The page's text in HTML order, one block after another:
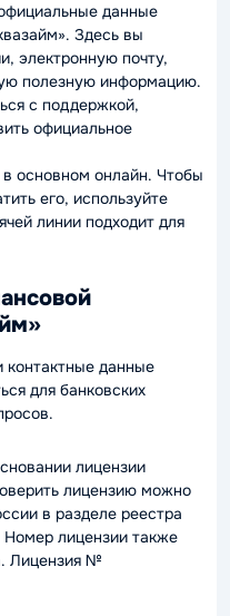
данные
Здесь вы
электронную почту,
полезную информацию.
с поддержкой,
официальное
основном онлайн. Чтобы
его, используйте
линии подходит для
данные
для банковских
лицензии
лицензию можно
в разделе реестра
лицензии также
Лицензия №